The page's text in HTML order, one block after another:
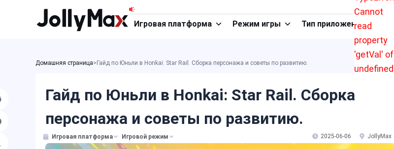
Cannot
read
property
'getVal' of
undefined
Игровая платформа Режим игры Тип приложения
Домашняя страница> Гайд по Юньли в Honkai: Star Rail. Сборка персонажа и советы по развитию.
Гайд по Юньли в Honkai: Star Rail. Сборка
персонажа и советы по развитию.
Игровая платформа Игровой режим 2025-06-06 JollyMax